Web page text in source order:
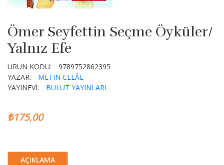
Ömer Seyfettin Seçme Öyküler/
Yalnız Efe
ÜRÜN KODU:
9789752862395
YAZAR:
METIN CELÂL
YAYINEVİ:
BULUT YAYINLARI
₺175,00
AÇIKLAMA